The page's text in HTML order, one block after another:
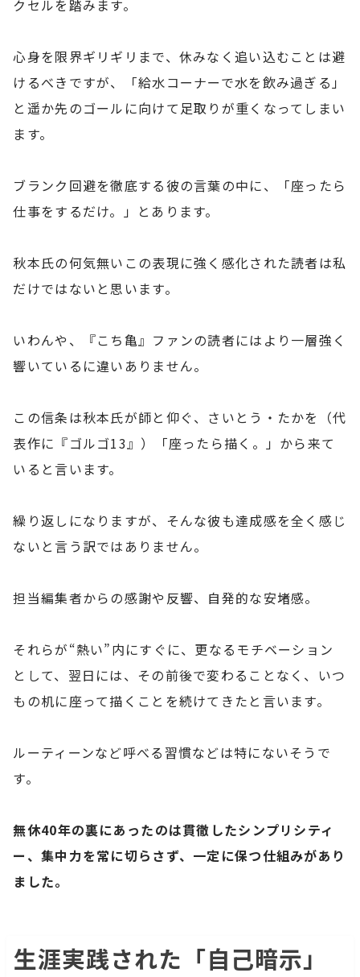
クセルを踏みます。
心身を限界ギリギリまで、休みなく追い込むことは避
けるべきですが、「給水コーナーで水を飲み過ぎる」
と遥か先のゴールに向けて足取りが重くなってしまい
ます。
ブランク回避を徹底する彼の言葉の中に、「座ったら
仕事をするだけ。」とあります。
秋本氏の何気無いこの表現に強く感化された読者は私
だけではないと思います。
いわんや、『こち亀』ファンの読者にはより一層強く
響いているに違いありません。
この信条は秋本氏が師と仰ぐ、さいとう・たかを（代
表作に『ゴルゴ13』）「座ったら描く。」から来て
いると言います。
繰り返しになりますが、そんな彼も達成感を全く感じ
ないと言う訳ではありません。
担当編集者からの感謝や反響、自発的な安堵感。
それらが“熱い”内にすぐに、更なるモチベーション
として、翌日には、その前後で変わることなく、いつ
もの机に座って描くことを続けてきたと言います。
ルーティーンなど呼べる習慣などは特にないそうで
す。
無休40年の裏にあったのは貫徹したシンプリシティ
ー、集中力を常に切らさず、一定に保つ仕組みがあり
ました。
生涯実践された「自己暗示」